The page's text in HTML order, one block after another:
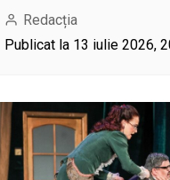
Redacția
Publicat la 13 iulie 2026,